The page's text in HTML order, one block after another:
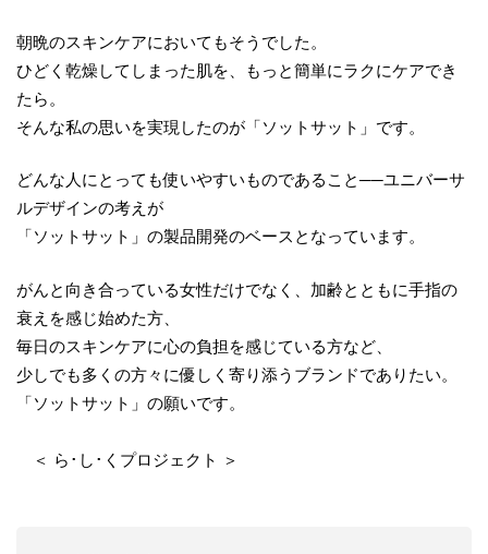
朝晩のスキンケアにおいてもそうでした。
ひどく乾燥してしまった肌を、もっと簡単にラクにケアでき
たら。
そんな私の思いを実現したのが「ソットサット」です。
どんな人にとっても使いやすいものであること──ユニバーサ
ルデザインの考えが
「ソットサット」の製品開発のベースとなっています。
がんと向き合っている女性だけでなく、加齢とともに手指の
衰えを感じ始めた方、
毎日のスキンケアに心の負担を感じている方など、
少しでも多くの方々に優しく寄り添うブランドでありたい。
「ソットサット」の願いです。
＜ ら･し･くプロジェクト ＞